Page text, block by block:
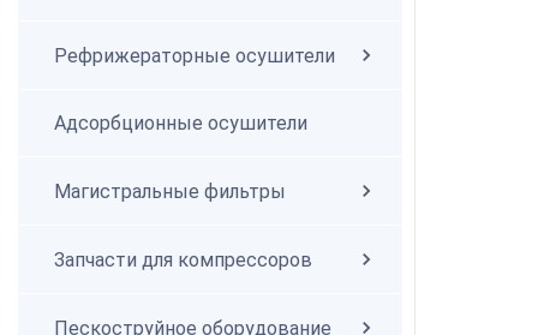
Рефрижераторные осушители
Адсорбционные осушители
Магистральные фильтры
Запчасти для компрессоров
Пескоструйное оборудование